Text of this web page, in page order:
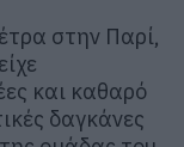
στην Παρί,
και καθαρό
δαγκάνες